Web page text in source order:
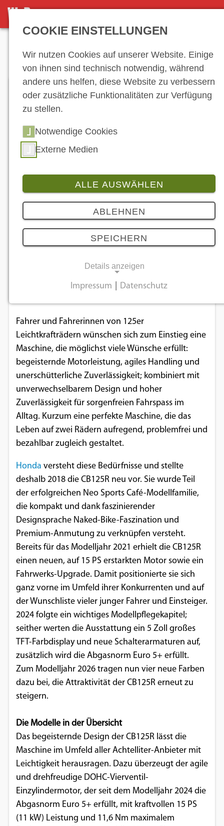
DETAILSEITE
5 Bilder
Die CB125R strahlt in vier neuen
Farben
08.12.2025
Honda präsentiert vier trendige Farben für die
Fahrer und Fahrerinnen von 125er
Leichtkrafträdern wünschen sich zum Einstieg eine
Maschine, die möglichst viele Wünsche erfüllt:
begeisternde Motorleistung, agiles Handling und
unerschütterliche Zuverlässigkeit; kombiniert mit
unverwechselbarem Design und hoher
Zuverlässigkeit für sorgenfreien Fahrspass im
Alltag. Kurzum eine perfekte Maschine, die das
Leben auf zwei Rädern aufregend, problemfrei und
bezahlbar zugleich gestaltet.
Honda versteht diese Bedürfnisse und stellte
deshalb 2018 die CB125R neu vor. Sie wurde Teil
der erfolgreichen Neo Sports Café-Modellfamilie,
die kompakt und dank faszinierender
Designsprache Naked-Bike-Faszination und
Premium-Anmutung zu verknüpfen versteht.
Bereits für das Modelljahr 2021 erhielt die CB125R
einen neuen, auf 15 PS erstarkten Motor sowie ein
Fahrwerks-Upgrade. Damit positionierte sie sich
ganz vorne im Umfeld ihrer Konkurrenten und auf
der Wunschliste vieler junger Fahrer und Einsteiger.
2024 folgte ein wichtiges Modellpflegekapitel;
seither werten die Ausstattung ein 5 Zoll großes
TFT-Farbdisplay und neue Schalterarmaturen auf,
zusätzlich wird die Abgasnorm Euro 5+ erfüllt.
Zum Modelljahr 2026 tragen nun vier neue Farben
dazu bei, die Attraktivität der CB125R erneut zu
steigern.
Die Modelle in der Übersicht
Das begeisternde Design der CB125R lässt die
Maschine im Umfeld aller Achtelliter-Anbieter mit
Leichtigkeit herausragen. Dazu überzeugt der agile
und drehfreudige DOHC-Vierventil-
Einzylindermotor, der seit dem Modelljahr 2024 die
Abgasnorm Euro 5+ erfüllt, mit kraftvollen 15 PS
(11 kW) Leistung und 11,6 Nm maximalem
COOKIE EINSTELLUNGEN
Wir nutzen Cookies auf unserer Website. Einige
von ihnen sind technisch notwendig, während
andere uns helfen, diese Website zu verbessern
oder zusätzliche Funktionalitäten zur Verfügung
zu stellen.
Notwendige Cookies
Externe Medien
ALLE AUSWÄHLEN
ABLEHNEN
SPEICHERN
Details anzeigen
erforderlich.
Einverständnis-Cookie
Name:
cookie_consent
Dieser Cookie speichert die ausgewählten
Einverständnis-Optionen des Benutzers
Cookie Laufzeit:
1 Jahr
EXTERNE MEDIEN
Um Inhalte von Videoplattformen und
Social Media Plattformen anzeigen zu
können, werden von diesen externen
YouTube
Vimeo
Google Maps
Google
Impressum Datenschutz